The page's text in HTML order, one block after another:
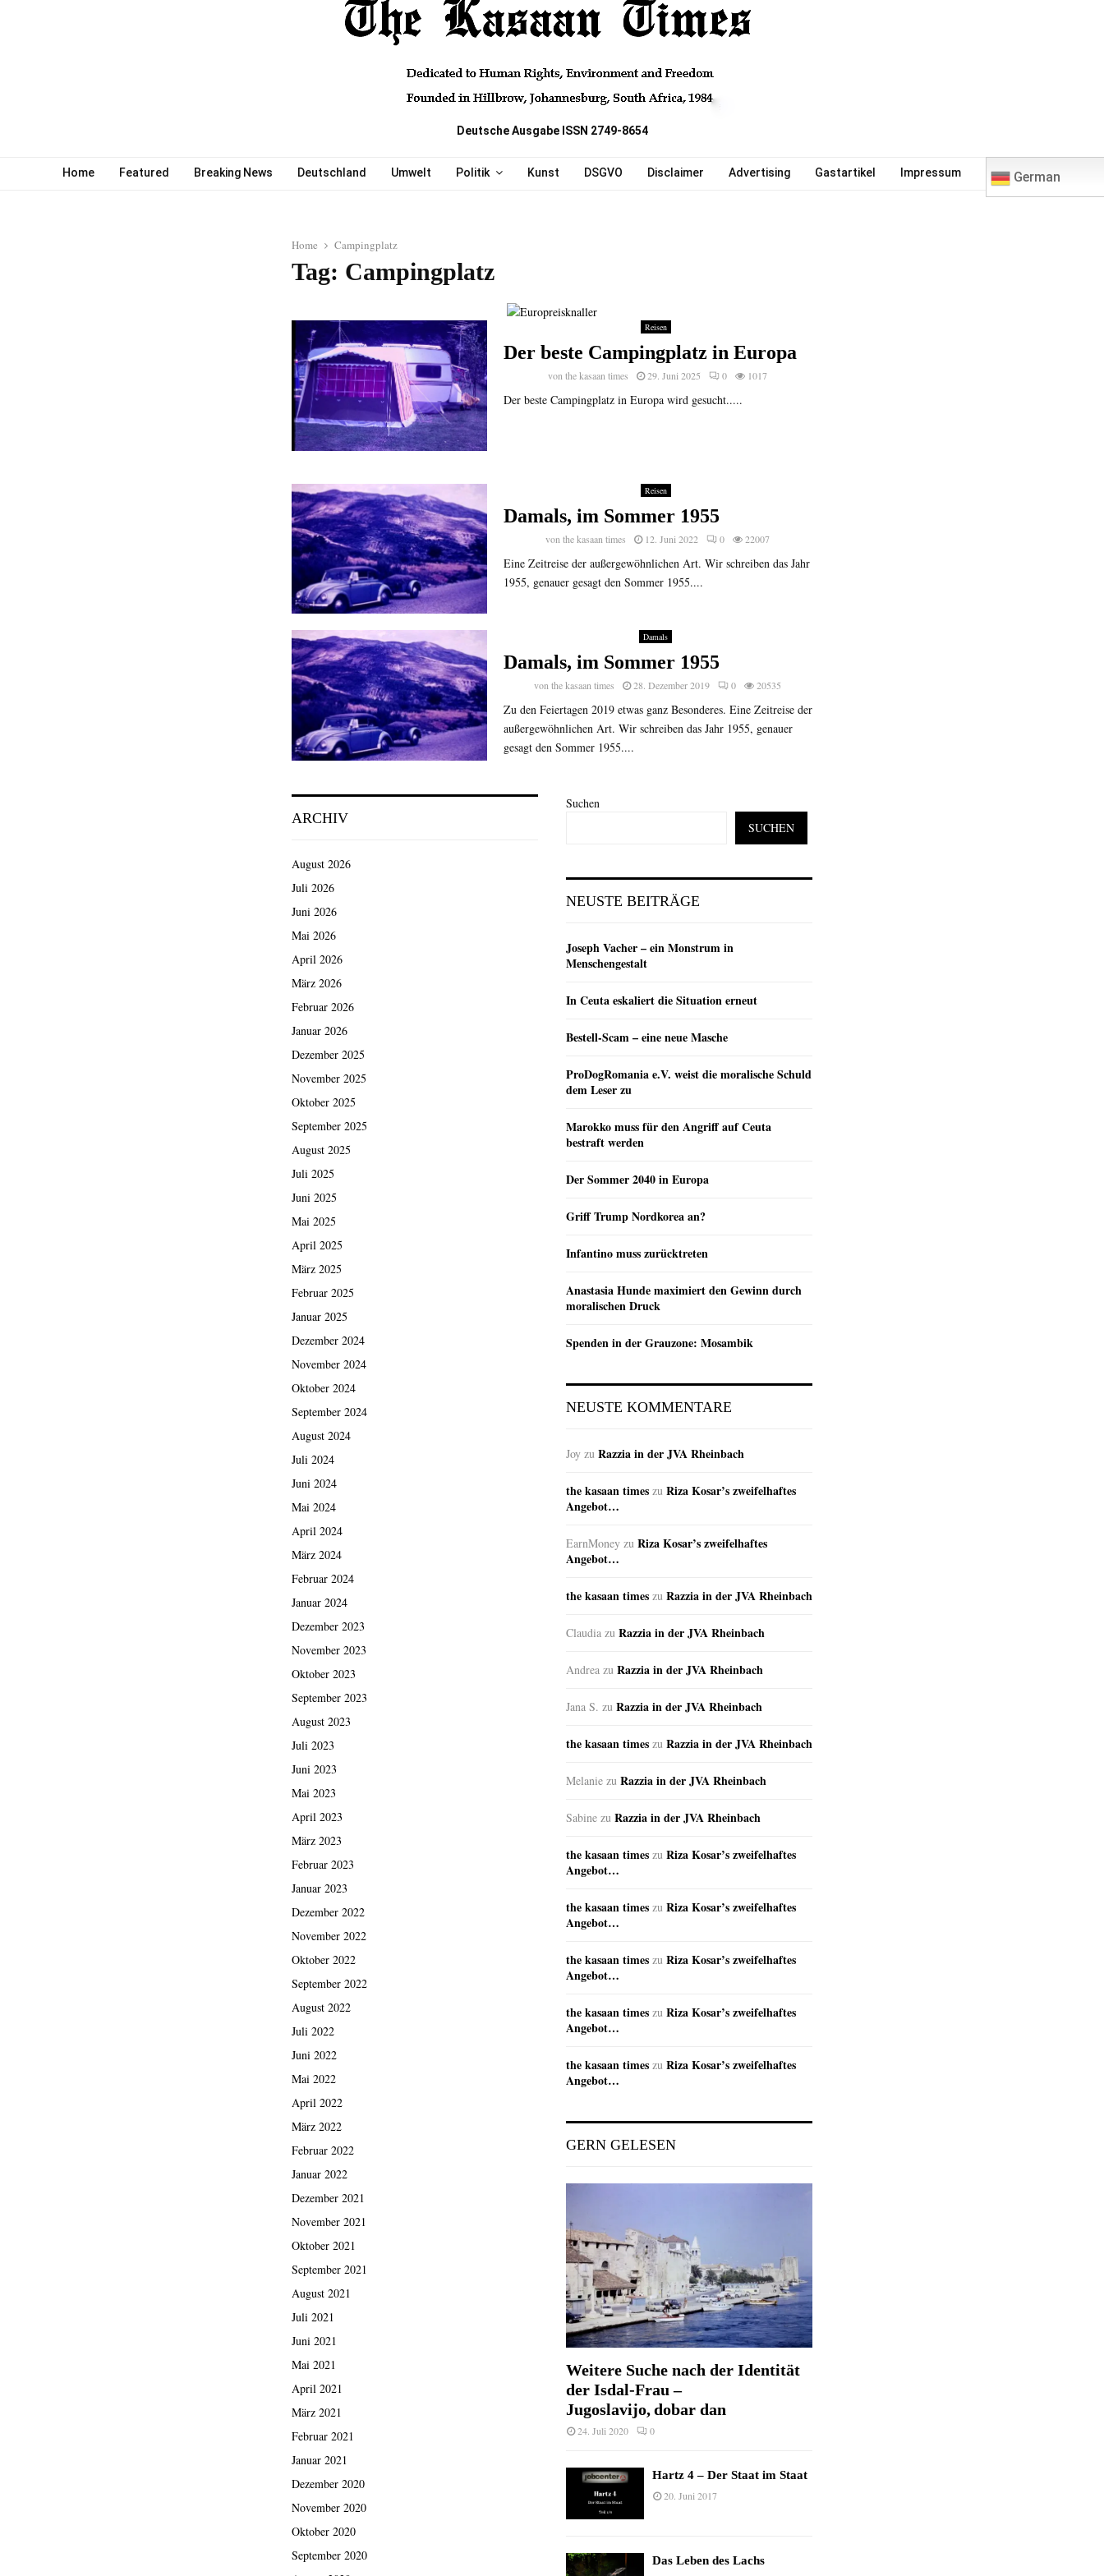
Deutsche Ausgabe ISSN 2749-8654
Home Featured Breaking News Deutschland Umwelt Politik Kunst DSGVO Disclaimer Advertising Gastartikel Impressum German
Home Campingplatz
Tag: Campingplatz
Reisen
Der beste Campingplatz in Europa
vonthe kasaan times 29. Juni 2025 0 1017
Der beste Campingplatz in Europa wird gesucht.....
Reisen
Damals, im Sommer 1955
vonthe kasaan times 12. Juni 2022 0 22007
Eine Zeitreise der außergewöhnlichen Art. Wir schreiben das Jahr
1955, genauer gesagt den Sommer 1955....
Damals
Damals, im Sommer 1955
vonthe kasaan times 28. Dezember 2019 0 20535
Zu den Feiertagen 2019 etwas ganz Besonderes. Eine Zeitreise der
außergewöhnlichen Art. Wir schreiben das Jahr 1955, genauer
gesagt den Sommer 1955....
ARCHIV
August 2026
Juli 2026
Juni 2026
Mai 2026
April 2026
März 2026
Februar 2026
Januar 2026
Dezember 2025
November 2025
Oktober 2025
September 2025
August 2025
Juli 2025
Juni 2025
Mai 2025
April 2025
März 2025
Februar 2025
Januar 2025
Dezember 2024
November 2024
Oktober 2024
September 2024
August 2024
Juli 2024
Juni 2024
Mai 2024
April 2024
März 2024
Februar 2024
Januar 2024
Dezember 2023
November 2023
Oktober 2023
September 2023
August 2023
Juli 2023
Juni 2023
Mai 2023
April 2023
März 2023
Februar 2023
Januar 2023
Dezember 2022
November 2022
Oktober 2022
September 2022
August 2022
Juli 2022
Juni 2022
Mai 2022
April 2022
März 2022
Februar 2022
Januar 2022
Dezember 2021
November 2021
Oktober 2021
September 2021
August 2021
Juli 2021
Juni 2021
Mai 2021
April 2021
März 2021
Februar 2021
Januar 2021
Dezember 2020
November 2020
Oktober 2020
September 2020
Suchen
SUCHEN
NEUSTE BEITRÄGE
Joseph Vacher – ein Monstrum in
Menschengestalt
In Ceuta eskaliert die Situation erneut
Bestell-Scam – eine neue Masche
ProDogRomania e.V. weist die moralische Schuld
dem Leser zu
Marokko muss für den Angriff auf Ceuta
bestraft werden
Der Sommer 2040 in Europa
Griff Trump Nordkorea an?
Infantino muss zurücktreten
Anastasia Hunde maximiert den Gewinn durch
moralischen Druck
Spenden in der Grauzone: Mosambik
NEUSTE KOMMENTARE
Joy zu Razzia in der JVA Rheinbach
the kasaan times zu Riza Kosar’s zweifelhaftes
Angebot…
EarnMoney zu Riza Kosar’s zweifelhaftes
Angebot…
the kasaan times zu Razzia in der JVA Rheinbach
Claudia zu Razzia in der JVA Rheinbach
Andrea zu Razzia in der JVA Rheinbach
Jana S. zu Razzia in der JVA Rheinbach
the kasaan times zu Razzia in der JVA Rheinbach
Melanie zu Razzia in der JVA Rheinbach
Sabine zu Razzia in der JVA Rheinbach
the kasaan times zu Riza Kosar’s zweifelhaftes
Angebot…
the kasaan times zu Riza Kosar’s zweifelhaftes
Angebot…
the kasaan times zu Riza Kosar’s zweifelhaftes
Angebot…
the kasaan times zu Riza Kosar’s zweifelhaftes
Angebot…
the kasaan times zu Riza Kosar’s zweifelhaftes
Angebot…
GERN GELESEN
Weitere Suche nach der Identität
der Isdal-Frau –
Jugoslavijo, dobar dan
24. Juli 2020 0
Hartz 4 – Der Staat im Staat
20. Juni 2017
Das Leben des Lachs